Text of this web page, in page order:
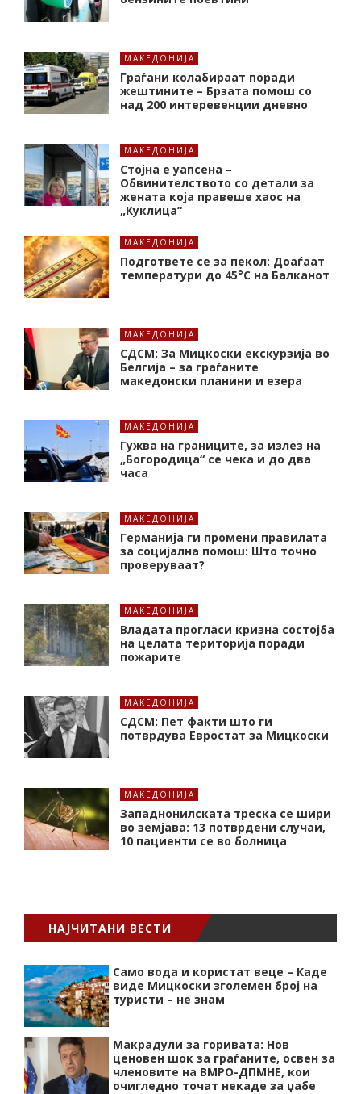
МАКЕДОНИЈА
Граѓани колабираат поради
жештините – Брзата помош со
над 200 интеревенции дневно
МАКЕДОНИЈА
Стојна е уапсена –
Обвинителството со детали за
жената која правеше хаос на
„Куклица“
МАКЕДОНИЈА
Подгответе се за пекол: Доаѓаат
температури до 45°C на Балканот
МАКЕДОНИЈА
СДСМ: За Мицкоски екскурзија во
Белгија – за граѓаните
македонски планини и езера
МАКЕДОНИЈА
Гужва на границите, за излез на
„Богородица“ се чека и до два
часа
МАКЕДОНИЈА
Германија ги промени правилата
за социјална помош: Што точно
проверуваат?
МАКЕДОНИЈА
Владата прогласи кризна состојба
на целата територија поради
пожарите
МАКЕДОНИЈА
СДСМ: Пет факти што ги
потврдува Евростат за Мицкоски
МАКЕДОНИЈА
Западнонилската треска се шири
во земјава: 13 потврдени случаи,
10 пациенти се во болница
НАЈЧИТАНИ ВЕСТИ
Само вода и користат веце – Каде
виде Мицкоски зголемен број на
туристи – не знам
Макрадули за горивата: Нов
ценовен шок за граѓаните, освен за
членовите на ВМРО-ДПМНЕ, кои
очигледно точат некаде за џабе